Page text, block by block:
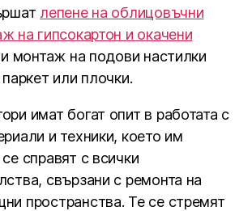
лепене на облицовъчни
на гипсокартон и окачени
и монтаж на подови настилки
или плочки.
имат богат опит в работата с
и техники, което им
справят с всички
свързани с ремонта на
пространства. Те се стремят